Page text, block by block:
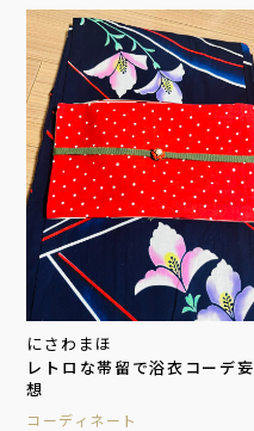
にさわまほ
レトロな帯留で浴衣コーデ妄
想
コーディネート